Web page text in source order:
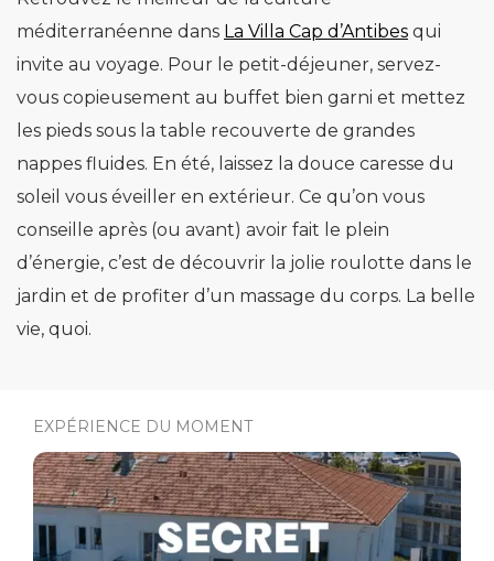
méditerranéenne dans La Villa Cap d’Antibes qui
invite au voyage. Pour le petit-déjeuner, servez-
vous copieusement au buffet bien garni et mettez
les pieds sous la table recouverte de grandes
nappes fluides. En été, laissez la douce caresse du
soleil vous éveiller en extérieur. Ce qu’on vous
conseille après (ou avant) avoir fait le plein
d’énergie, c’est de découvrir la jolie roulotte dans le
jardin et de profiter d’un massage du corps. La belle
vie, quoi.
EXPÉRIENCE DU MOMENT